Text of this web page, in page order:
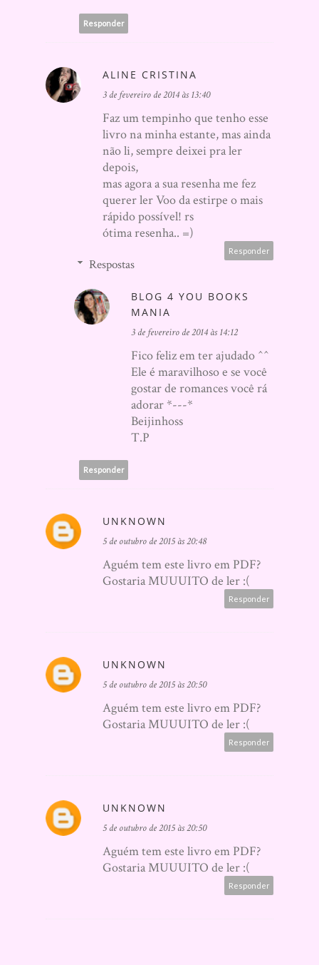
Responder
ALINE CRISTINA
3 de fevereiro de 2014 às 13:40
Faz um tempinho que tenho esse
livro na minha estante, mas ainda
não li, sempre deixei pra ler
depois,
mas agora a sua resenha me fez
querer ler Voo da estirpe o mais
rápido possível! rs
ótima resenha.. =)
Responder
Respostas
BLOG 4 YOU BOOKS
MANIA
3 de fevereiro de 2014 às 14:12
Fico feliz em ter ajudado ^^
Ele é maravilhoso e se você
gostar de romances você rá
adorar *---*
Beijinhoss
T.P
Responder
UNKNOWN
5 de outubro de 2015 às 20:48
Aguém tem este livro em PDF?
Gostaria MUUUITO de ler :(
Responder
UNKNOWN
5 de outubro de 2015 às 20:50
Aguém tem este livro em PDF?
Gostaria MUUUITO de ler :(
Responder
UNKNOWN
5 de outubro de 2015 às 20:50
Aguém tem este livro em PDF?
Gostaria MUUUITO de ler :(
Responder